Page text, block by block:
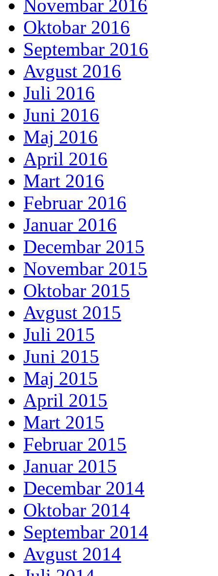
Novembar 2016
Oktobar 2016
Septembar 2016
Avgust 2016
Juli 2016
Juni 2016
Maj 2016
April 2016
Mart 2016
Februar 2016
Januar 2016
Decembar 2015
Novembar 2015
Oktobar 2015
Avgust 2015
Juli 2015
Juni 2015
Maj 2015
April 2015
Mart 2015
Februar 2015
Januar 2015
Decembar 2014
Oktobar 2014
Septembar 2014
Avgust 2014